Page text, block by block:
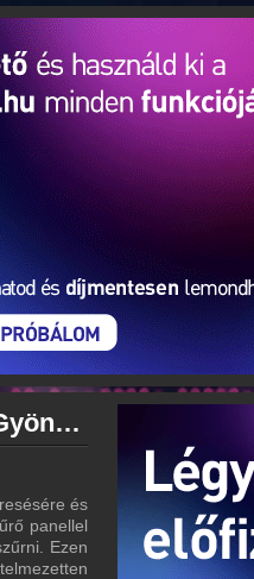
Rádió 1 Eger - Gyöngyös - Hatvan archívum - Rádió 1 Eger - Gyöngyös - Hatvan podcasts - Rádió 1 Eger - Gyöngyös - Hatvan visszahallgatás
- Visszahallgatás
és
panellel
Ezen